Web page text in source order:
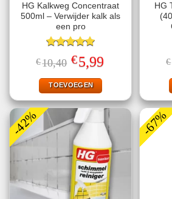
HG Kalkweg Concentraat
500ml – Verwijder kalk als
een pro
Gewaardeerd
5.00uit 5
€10,40 Oorspronkelijke
prijs
was:
€10,40.
€5,99Huidige
prijs
TOEVOEGEN
HG
€
-42% -67%